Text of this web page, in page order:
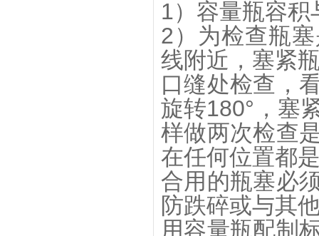
1）容量瓶容
2）为检查瓶
线附近，塞紧
口缝处检查，
旋转180°，塞
样做两次检查
在任何位置都
合用的瓶塞必
防跌碎或与其
用容量瓶配制